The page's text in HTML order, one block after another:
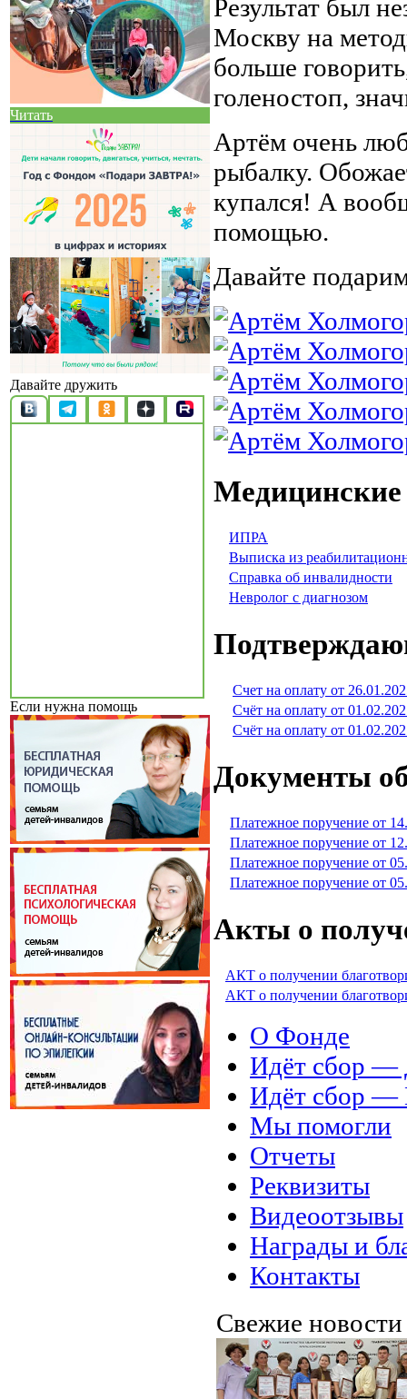
Читать
Давайте дружить
Если нужна помощь
Результат был
Москву на
больше
голеностоп,
Артём очень
рыбалку.
купался! А
помощью.
Давайте
ИПРА
Выписка из
Справка об инвалидности
Невролог с диагнозом
Счет на оплату от
Счёт на оплату от
Счёт на оплату от
Документы
Платежное поручение от
Платежное поручение от
Платежное поручение от
Платежное поручение от
Акты о
АКТ о получении
АКТ о получении
О Фонде
Идёт сбор
Идёт сбор
Мы помогли
Отчеты
Реквизиты
Видеоотзывы
Награды и
Контакты
Свежие